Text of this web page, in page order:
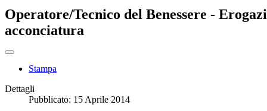
Operatore/Tecnico del Benessere -
acconciatura
Stampa
Dettagli
Pubblicato: 15 Aprile 2014